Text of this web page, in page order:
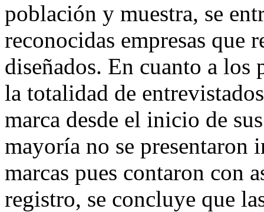
población y muestra, se
reconocidas empresas que
diseñados. En cuanto a los
la totalidad de
marca desde el inicio de
mayoría no se presentaron
marcas pues contaron con
registro, se concluye que